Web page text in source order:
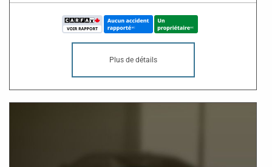
Plus de détails